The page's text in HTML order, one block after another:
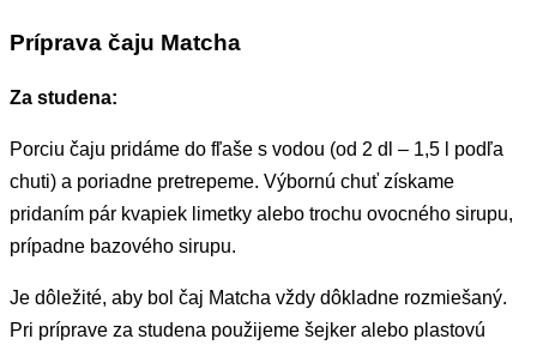
Príprava čaju Matcha
Za studena:
Porciu čaju pridáme do fľaše s vodou (od 2 dl – 1,5 l podľa
chuti) a poriadne pretrepeme. Výbornú chuť získame
pridaním pár kvapiek limetky alebo trochu ovocného sirupu,
prípadne bazového sirupu.
Je dôležité, aby bol čaj Matcha vždy dôkladne rozmiešaný.
Pri príprave za studena použijeme šejker alebo plastovú